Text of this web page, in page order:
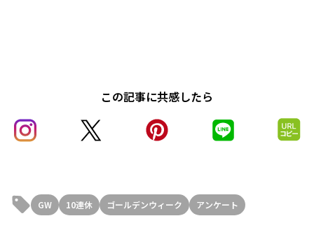
この記事に共感したら
GW 10連休 ゴールデンウィーク アンケート